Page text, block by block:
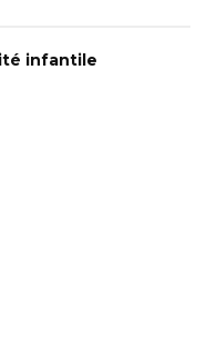
infantile